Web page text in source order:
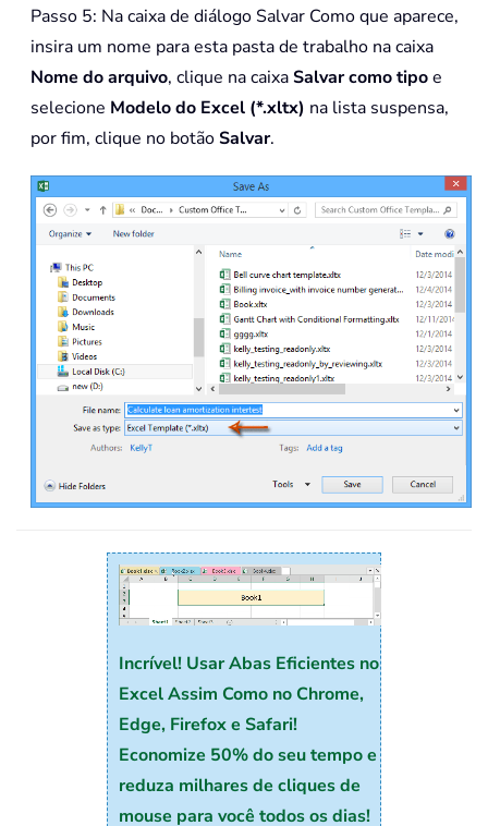
Passo 5: Na caixa de diálogo Salvar Como que aparece,
insira um nome para esta pasta de trabalho na caixa
Nome do arquivo, clique na caixaSalvar como tipoe
selecione Modelo do Excel (*.xltx) na lista suspensa,
por fim, clique no botãoSalvar.
Incrível! Usar Abas Eficientes no
Excel Assim Como no Chrome,
Edge, Firefox e Safari!
Economize 50% do seu tempo e
reduza milhares de cliques de
mouse para você todos os dias!